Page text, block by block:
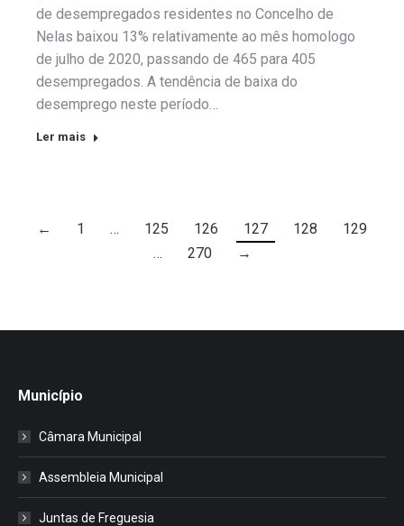
de desempregados residentes no Concelho de
Nelas baixou 13% relativamente ao mês homologo
de julho de 2020, passando de 465 para 405
desempregados. A tendência de baixa do
desemprego neste período…
Ler mais
← 1 … 125 126 127 128
129
…
270 →
Município
Câmara Municipal
Assembleia Municipal
Juntas de Freguesia